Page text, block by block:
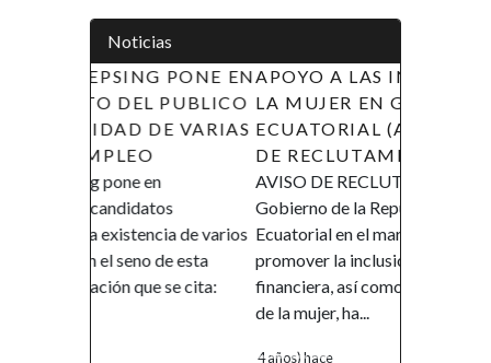
Noticias
APOYO A LAS INICIATIVAS DE
LA MUJER EN GUINEA
ECUATORIAL (AIMUGE) - AVISO
DE RECLUTAMIENTO
AVISO DE RECLUTAMIENTO El
Gobierno de la República de Guinea
Ecuatorial en el marco de su política de
promover la inclusión y la autonomía
financiera, así como el empoderamiento